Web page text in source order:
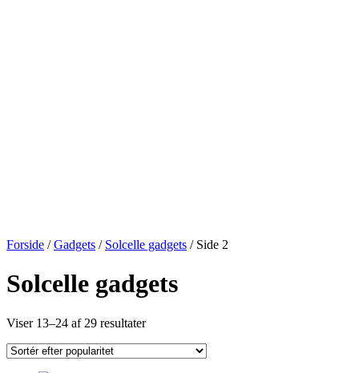
Forside /Gadgets / Solcelle gadgets / Side 2
Solcelle gadgets
Viser 13–24 af 29 resultater